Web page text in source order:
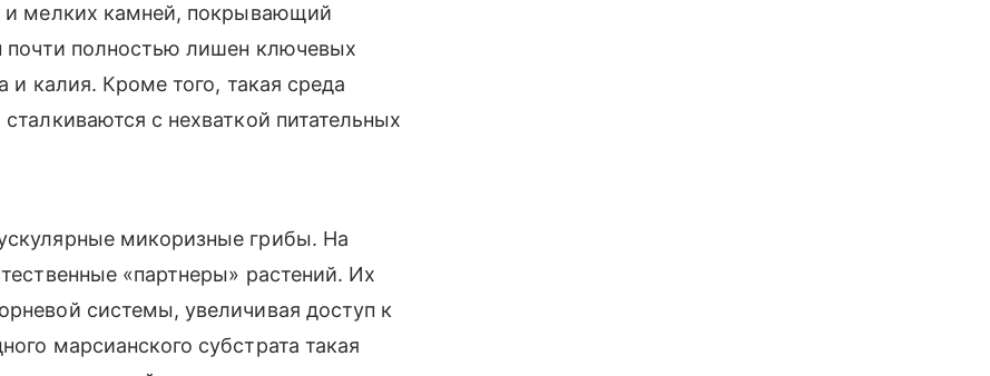
и мелких камней, покрывающий
почти полностью лишен ключевых
и калия. Кроме того, такая среда
с нехваткой питательных
микоризные грибы. На
«партнеры» растений. Их
системы, увеличивая доступ к
марсианского субстрата такая